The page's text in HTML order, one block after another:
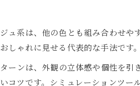
ュ系は、他の色とも組み合わせや
ゃれに見せる代表的な手法です。
ーンは、外観の立体感や個性を引
コツです。シミュレーションツー